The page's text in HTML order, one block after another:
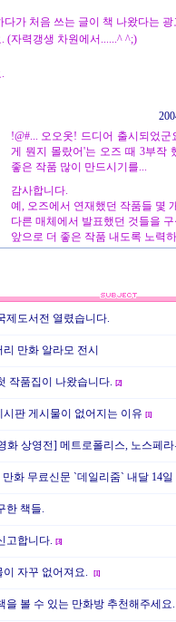
다가 처음 쓰는 글이 책 나왔다는 광
(자력갱생 차원에서......^ ^;)
!@#... 오오옷! 드디어 출시되었
게 뭔지 몰랐어'는 오즈 때 3부작
좋은 작품 많이 만드시기를...
감사합니다.
예, 오즈에서 연재했던 작품들 몇
다른 매체에서 발표했던 것들을
앞으로 더 좋은 작품 내도록 노력
제도서전 열렸습니다.
리 만화 알라모 전시
작품집이 나왔습니다. [2]
시판 게시물이 없어지는 이유 [1]
화 상영전] 메트로폴리스, 노스페라
화 무료신문 `데일리줌` 내달 14일
한 책들.
고합니다. [3]
이 자꾸 없어져요. [1]
을 볼 수 있는 만화방 추천해주세요.